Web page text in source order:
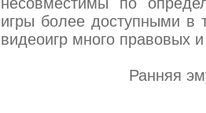
игры более доступными в
видеоигр много правовых
Ранняя